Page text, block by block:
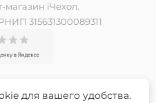
магазин iЧехол.
315631300089311
для вашего удобства.